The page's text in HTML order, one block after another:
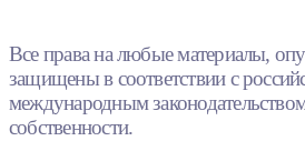
Все права на любые материалы,
защищены в соответствии с
международным
собственности.